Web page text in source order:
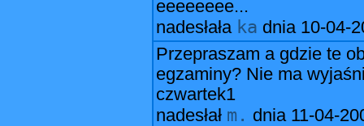
eeeeeeee...
nadesłała ka dnia 10-04-
Przepraszam a gdzie te
egzaminy? Nie ma
czwartek1
nadesłał m. dnia 11-04-